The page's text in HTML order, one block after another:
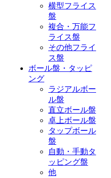
横型フライス
盤
複合・万能フ
ライス盤
その他フライ
ス盤
ボール盤・タッピ
ング
ラジアルボー
ル盤
直立ボール盤
卓上ボール盤
タップボール
盤
自動・手動タ
ッピング盤
他